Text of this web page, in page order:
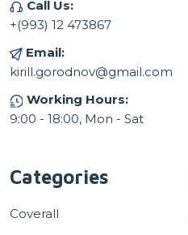
Call Us:
+(993) 12 473867
Email:
kirill.gorodnov@gmail.com
Working Hours:
9:00 - 18:00, Mon - Sat
Categories
Coverall